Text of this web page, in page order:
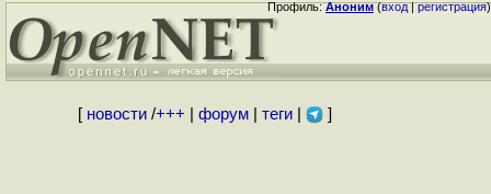
Профиль:Аноним(вход|регистрация)
[ новости/+++ форум| теги| ]